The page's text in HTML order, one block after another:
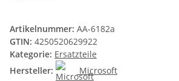
Artikelnummer: AA-6182a
GTIN: 4250520629922
Kategorie: Ersatzteile
Hersteller:
Microsoft